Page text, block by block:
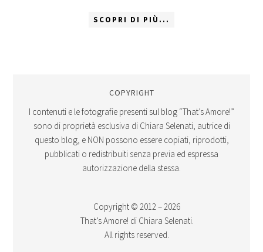
SCOPRI DI PIÙ...
COPYRIGHT
I contenuti e le fotografie presenti sul blog “That’s Amore!”
sono di proprietà esclusiva di Chiara Selenati, autrice di
questo blog, e NON possono essere copiati, riprodotti,
pubblicati o redistribuiti senza previa ed espressa
autorizzazione della stessa.
Copyright © 2012 – 2026
That’s Amore! di Chiara Selenati.
All rights reserved.